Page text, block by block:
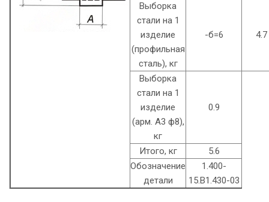
Выборка
стали на 1
изделие
(профильная
сталь), кг
-б=6 4.7
Выборка
стали на 1
изделие
(арм. A3 ф8),
кг
0.9
Итого, кг
5.6
Обозначение
детали
1.400-
15.B1.430-03